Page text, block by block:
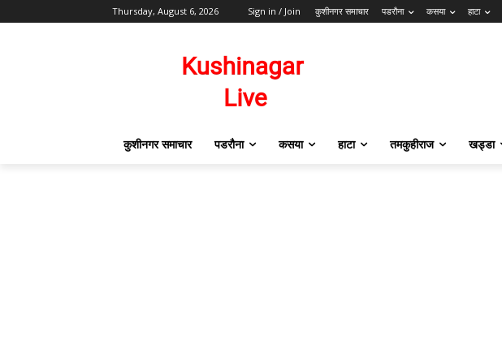
Thursday, August 6, 2026 Sign in / Join कुशीनगर समाचार पडरौना कसया हाटा
कुशीनगर समाचार पडरौना कसया हाटा तमकुहीराज खड्डा